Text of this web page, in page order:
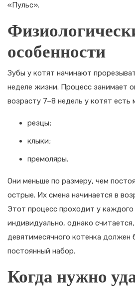
«Пульс».
особенности
Зубы у котят начинают
неделе жизни. Процесс занимает
возрасту 7–8 недель у котят есть
резцы;
клыки;
премоляры.
Они меньше по размеру, чем
острые. Их смена начинается в
Этот процесс проходит у
индивидуально, однако
девятимесячного котенка должен
постоянный набор.
Когда нужно